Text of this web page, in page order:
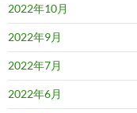
2022年10月
2022年9月
2022年7月
2022年6月